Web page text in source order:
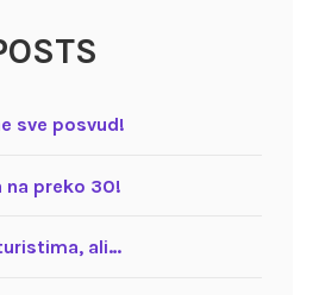
sve posvud!
na preko 30!
ali…